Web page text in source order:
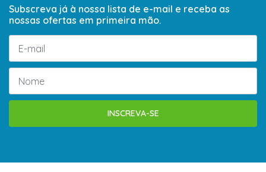
Subscreva já à nossa lista de e-mail e receba as
nossas ofertas em primeira mão.
INSCREVA-SE